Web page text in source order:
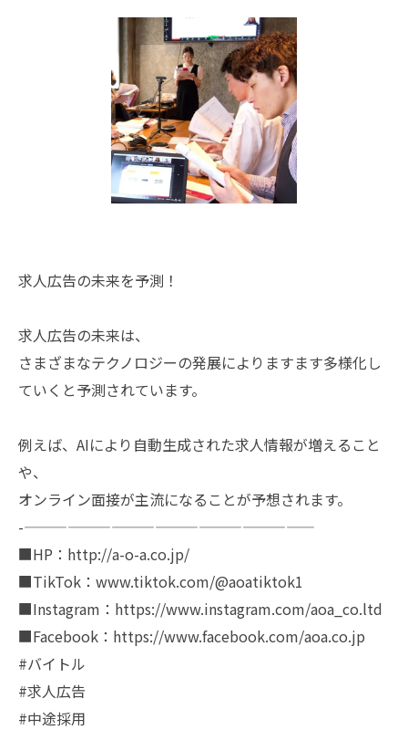
求人広告の未来を予測！
求人広告の未来は、
さまざまなテクノロジーの発展によりますます多様化し
ていくと予測されています。
例えば、AIにより自動生成された求人情報が増えること
や、
オンライン面接が主流になることが予想されます。
-————————————————————
■HP：http://a-o-a.co.jp/
■TikTok：www.tiktok.com/@aoatiktok1
■Instagram：https://www.instagram.com/aoa_co.ltd
■Facebook：https://www.facebook.com/aoa.co.jp
#バイトル
#求人広告
#中途採用